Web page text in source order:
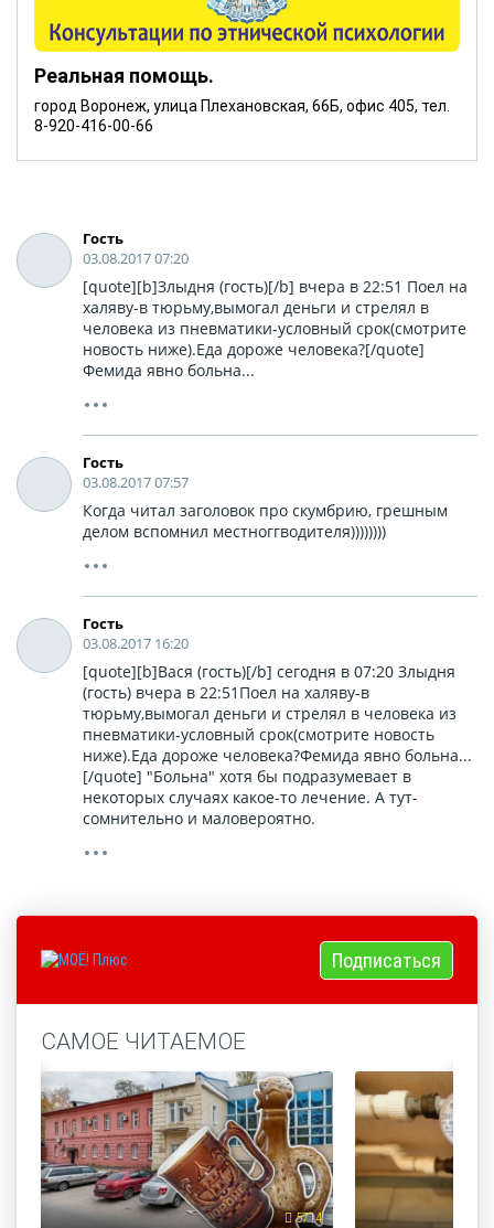
Реальная помощь.
город Воронеж, улица Плехановская, 66Б, офис 405, тел.
8-920-416-00-66
Гость
03.08.2017 07:20
[quote][b]Злыдня (гость)[/b] вчера в 22:51 Поел на
халяву-в тюрьму,вымогал деньги и стрелял в
человека из пневматики-условный срок(смотрите
новость ниже).Еда дороже человека?[/quote]
Фемида явно больна...
Гость
03.08.2017 07:57
Когда читал заголовок про скумбрию, грешным
делом вспомнил местноггводителя))))))))
Гость
03.08.2017 16:20
[quote][b]Вася (гость)[/b] сегодня в 07:20 Злыдня
(гость) вчера в 22:51Поел на халяву-в
тюрьму,вымогал деньги и стрелял в человека из
пневматики-условный срок(смотрите новость
ниже).Еда дороже человека?Фемида явно больна...
[/quote] "Больна" хотя бы подразумевает в
некоторых случаях какое-то лечение. А тут-
сомнительно и маловероятно.
Подписаться
САМОЕ ЧИТАЕМОЕ
5714